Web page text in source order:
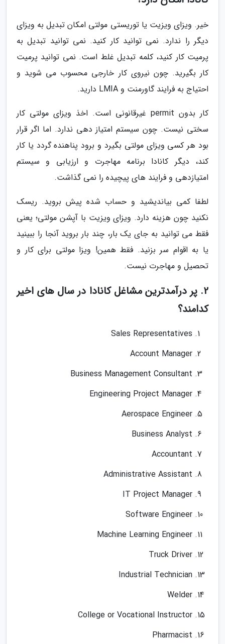
خیر. ویزای ویزیت یا توریستی مولتی امکان تبدیل به ویزای
دیگر را ندارد. نمی توانید کار کنید. نمی توانید تبدیل به
پرمیت کار کنید، کلمه تبدیل غلط است. نمی توانید پرمیت
کار بگیرید. چون نیروی کار خارجی محسوب می شوید و
احتیاج به فرایند گاورمنت و LMIA دارید.
کار بدون permit غیرقانونی است. اخذ ویزای مولتی کار
سختی نیست. چون سیستم امتیاز دهی ندارد. اما اگر قرار
بود هر کسی ویزای مولتی بگیرد و برود پناهنده گردد یا کار
کند، دیگر کانادا برنامه مهاجرت و ارزیابی و سیستم
امتیازدهی و فرایند های پیچیده را نمی گذاشت.
لطفا کمی بیاندیشید و حساب شده پیش بروید. ریسک
نکنید چون هزینه دارد. ویزای ویزیت با آپشن مولتی؛ یعنی
فقط می توانید به جای یک بار، چند بار بروید آنجا را ببینید
یا به اقوام سر بزنید. فقط همین! ویزا مولتی برای کار و
تحصیل و مهاجرت نیست.
2. پر درآمدترین مشاغل کانادا در سال های اخیر
کدامند؟
Sales Representatives
Account Manager
Business Management Consultant
Engineering Project Manager
Aerospace Engineer
Business Analyst
Accountant
Administrative Assistant
IT Project Manager
Software Engineer
Machine Learning Engineer
Truck Driver
Industrial Technician
Welder
College or Vocational Instructor
Pharmacist